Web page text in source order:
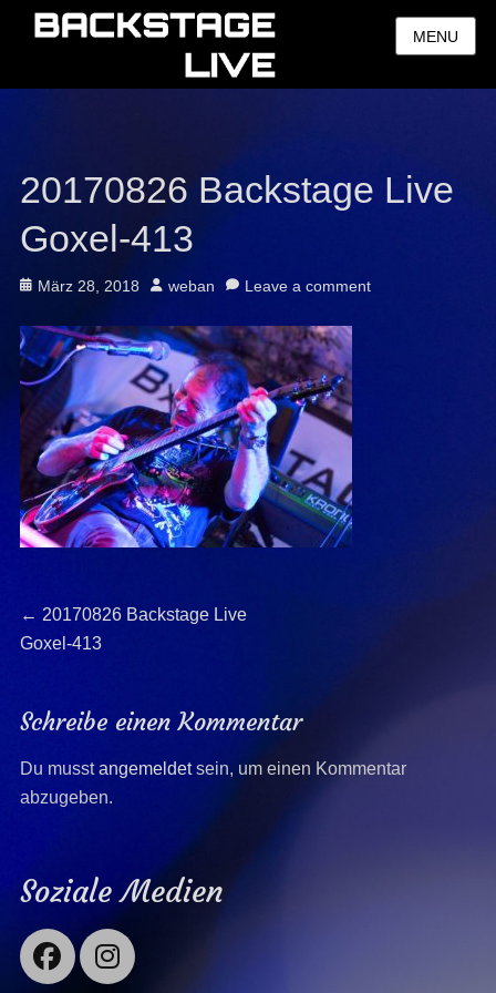
MENU
20170826 Backstage Live
Goxel-413
Posted
März 28, 2018 Author
weban Leave a comment
Beitragsnavigation
← Previous
post:
20170826 Backstage Live
Goxel-413
Schreibe einen Kommentar
Du musstangemeldetsein, um einen Kommentar
abzugeben.
Soziale Medien
Facebook
Instagram